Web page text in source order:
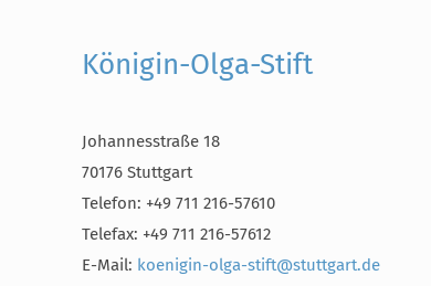
Königin-Olga-Stift
Johannesstraße 18
70176 Stuttgart
Telefon: +49 711 216-57610
Telefax: +49 711 216-57612
E-Mail: koenigin-olga-stift@stuttgart.de